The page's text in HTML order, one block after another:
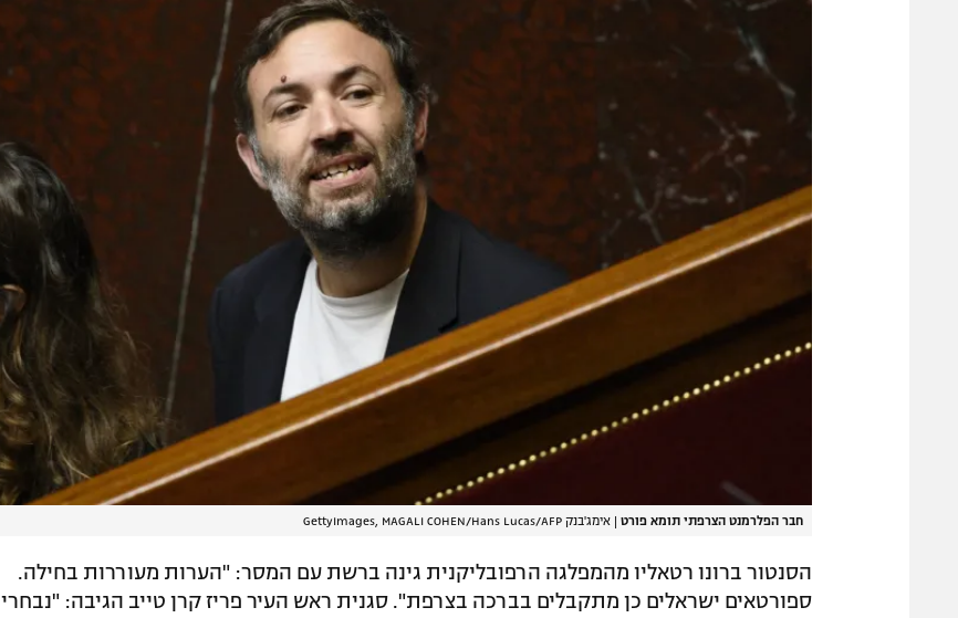
חבר הפלרמנט הצרפתי תומא פורט | אימג'בנק GettyImages, MAGALI COHEN/Hans Lucas/AFP
הסנטור ברונו רטאליו מהמפלגה הרפובליקנית גינה ברשת עם המסר: "הערות מעוררות בחילה.
ספורטאים ישראלים כן מתקבלים בברכה בצרפת". סגנית ראש העיר פריז קרן טייב הגיבה: "נבחרי